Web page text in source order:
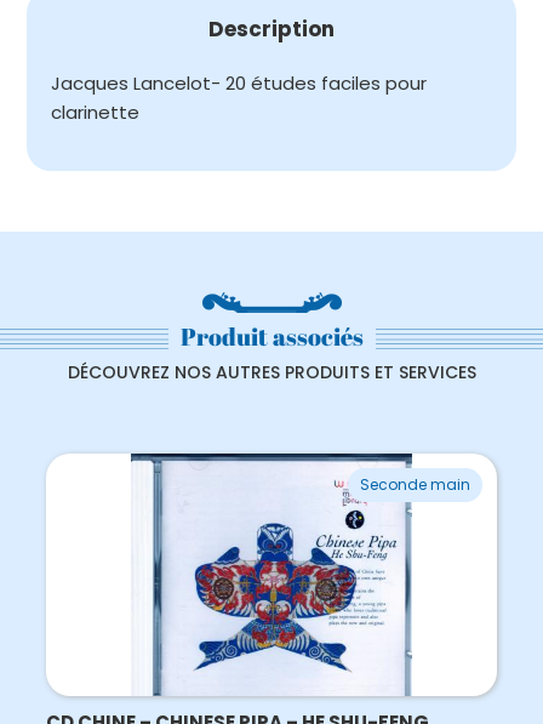
Description
Jacques Lancelot- 20 études faciles pour
clarinette
Produit associés
DÉCOUVREZ NOS AUTRES PRODUITS ET SERVICES
Seconde main